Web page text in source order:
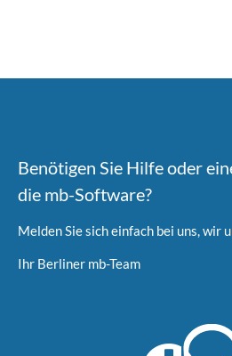
Benötigen Sie Hilfe oder
die mb-Software?
Melden Sie sich einfach bei uns, wir
Ihr Berliner mb-Team